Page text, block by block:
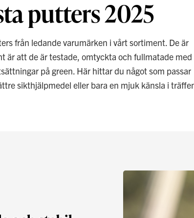
putters 2025
från ledande varumärken i vårt sortiment. De är
är att de är testade, omtyckta och fullmatade med
på green. Här hittar du något som passar
sikthjälpmedel eller bara en mjuk känsla i